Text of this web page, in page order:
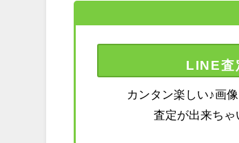
LINE査
カンタン楽しい♪画
査定が出来ちゃ